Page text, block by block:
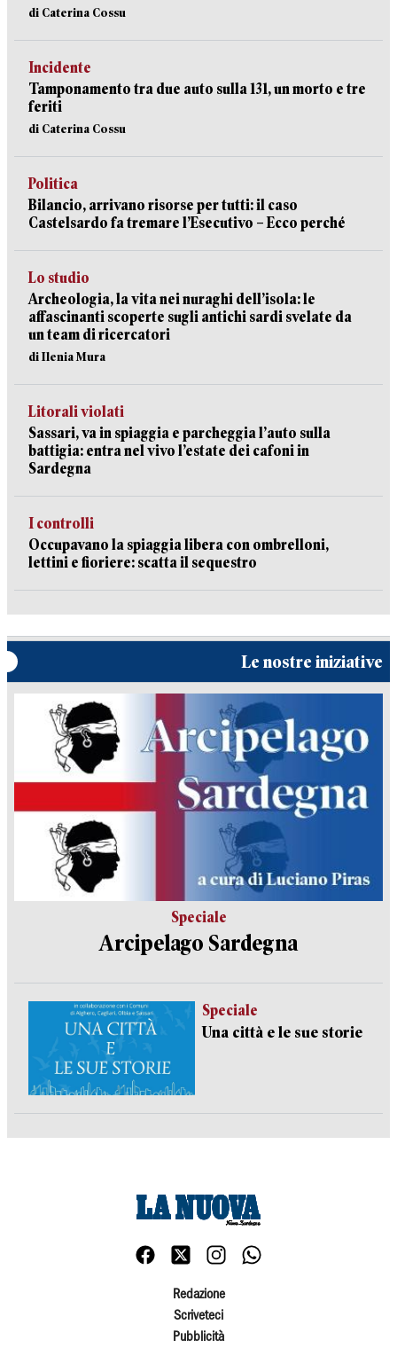
di Caterina Cossu
Incidente
Tamponamento tra due auto sulla 131, un morto e tre
feriti
di Caterina Cossu
Politica
Bilancio, arrivano risorse per tutti: il caso
Castelsardo fa tremare l’Esecutivo – Ecco perché
Lo studio
Archeologia, la vita nei nuraghi dell’isola: le
affascinanti scoperte sugli antichi sardi svelate da
un team di ricercatori
di Ilenia Mura
Litorali violati
Sassari, va in spiaggia e parcheggia l’auto sulla
battigia: entra nel vivo l’estate dei cafoni in
Sardegna
I controlli
Occupavano la spiaggia libera con ombrelloni,
lettini e fioriere: scatta il sequestro
Le nostre iniziative
Speciale
Arcipelago Sardegna
Speciale
Una città e le sue storie
Redazione
Scriveteci
Pubblicità